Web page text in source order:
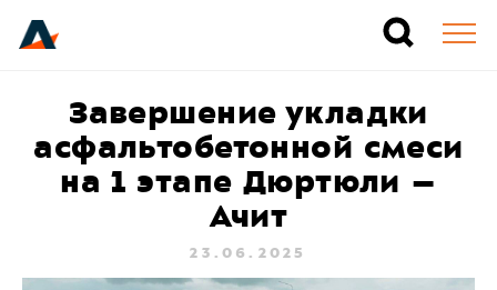
Завершение укладки
асфальтобетонной смеси
на 1 этапе Дюртюли –
Ачит
23.06.2025